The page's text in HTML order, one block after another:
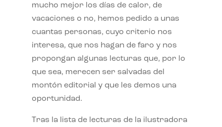
mucho mejor los días de calor, de
vacaciones o no, hemos pedido a unas
cuantas personas, cuyo criterio nos
interesa, que nos hagan de faro y nos
propongan algunas lecturas que, por lo
que sea, merecen ser salvadas del
montón editorial y que les demos una
oportunidad.
Tras la lista de lecturas de la ilustradora